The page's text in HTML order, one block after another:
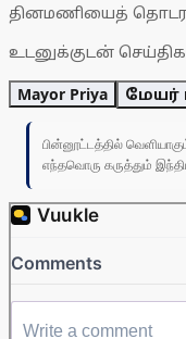
தினமணியைத்
உடனுக்குடன்
Mayor Priya மேயர்
பின்னூட்டத்தில்
எந்தவொரு கருத்தும்